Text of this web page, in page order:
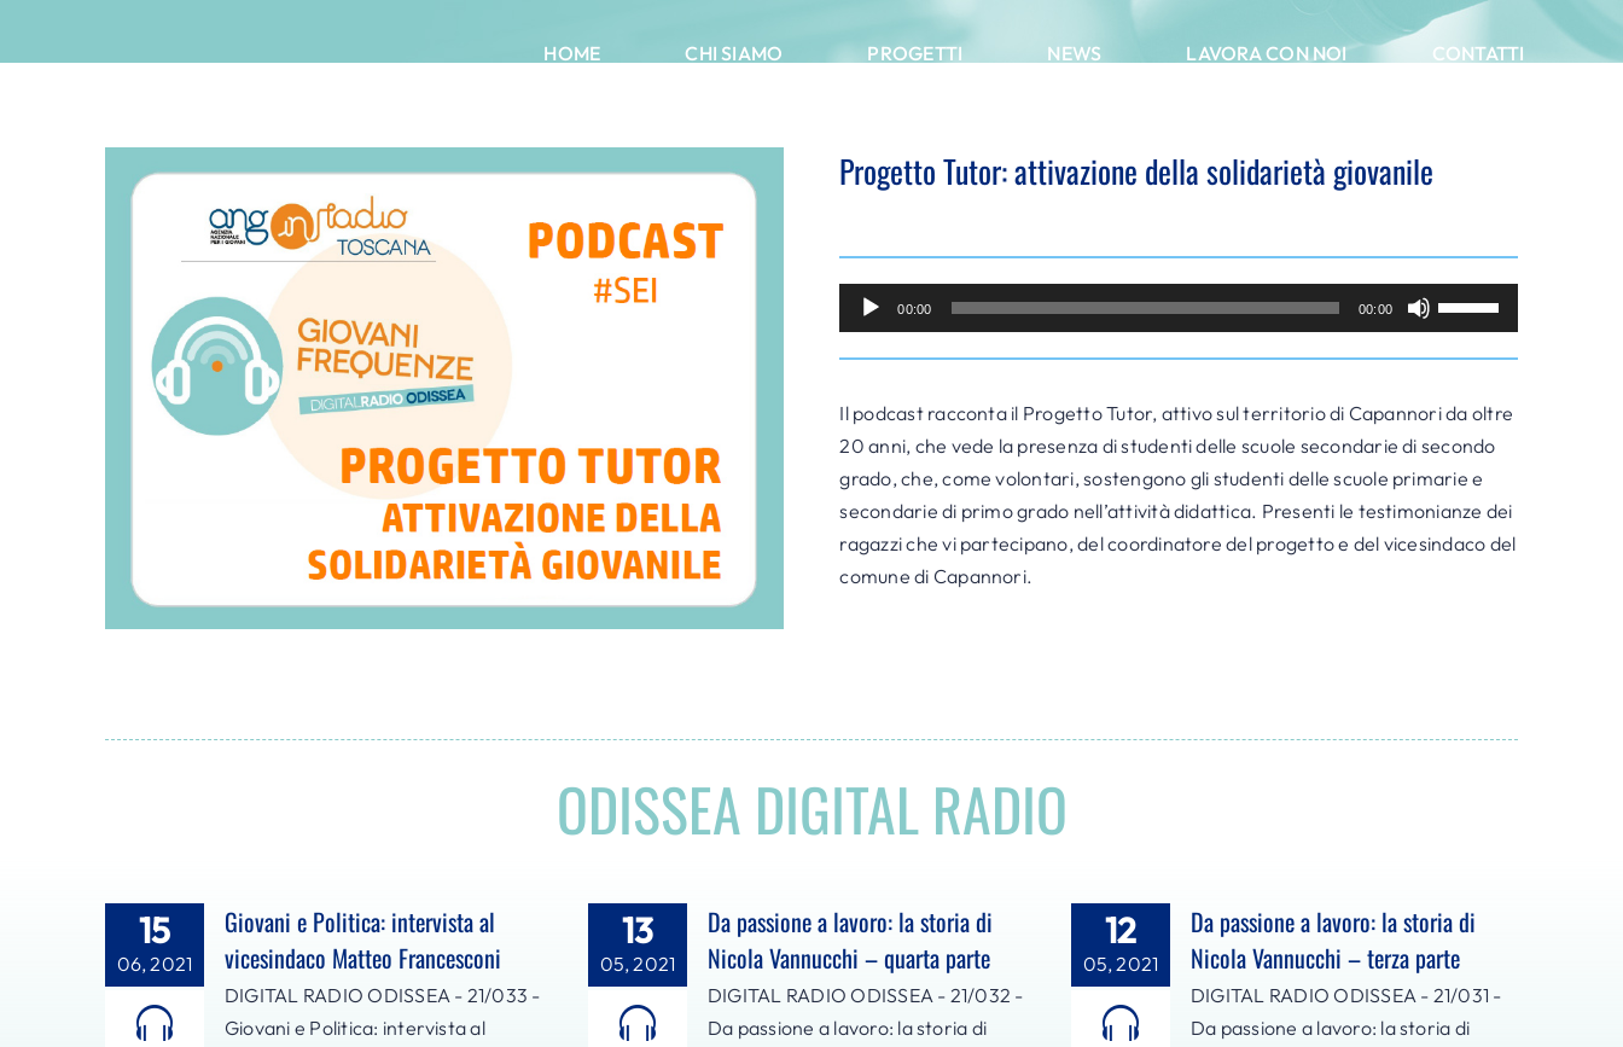
HOME CHI SIAMO PROGETTI NEWS LAVORA CON NOI CONTATTI
Progetto Tutor: attivazione della solidarietà giovanile
Audio
Player
00:00 00:00
Usa
i
tasti
Il podcast racconta il Progetto Tutor, attivo sul territorio di Capannori da oltre
20 anni, che vede la presenza di studenti delle scuole secondarie di secondo
grado, che, come volontari, sostengono gli studenti delle scuole primarie e
secondarie di primo grado nell’attività didattica. Presenti le testimonianze dei
ragazzi che vi partecipano, del coordinatore del progetto e del vicesindaco del
comune di Capannori.
ODISSEA DIGITAL RADIO
15
06, 2021
Giovani e Politica: intervista al
vicesindaco Matteo Francesconi
DIGITAL RADIO ODISSEA - 21/033 -
Giovani e Politica: intervista al
13
05, 2021
Da passione a lavoro: la storia di
Nicola Vannucchi – quarta parte
DIGITAL RADIO ODISSEA - 21/032 -
Da passione a lavoro: la storia di
12
05, 2021
Da passione a lavoro: la storia di
Nicola Vannucchi – terza parte
DIGITAL RADIO ODISSEA - 21/031 -
Da passione a lavoro: la storia di